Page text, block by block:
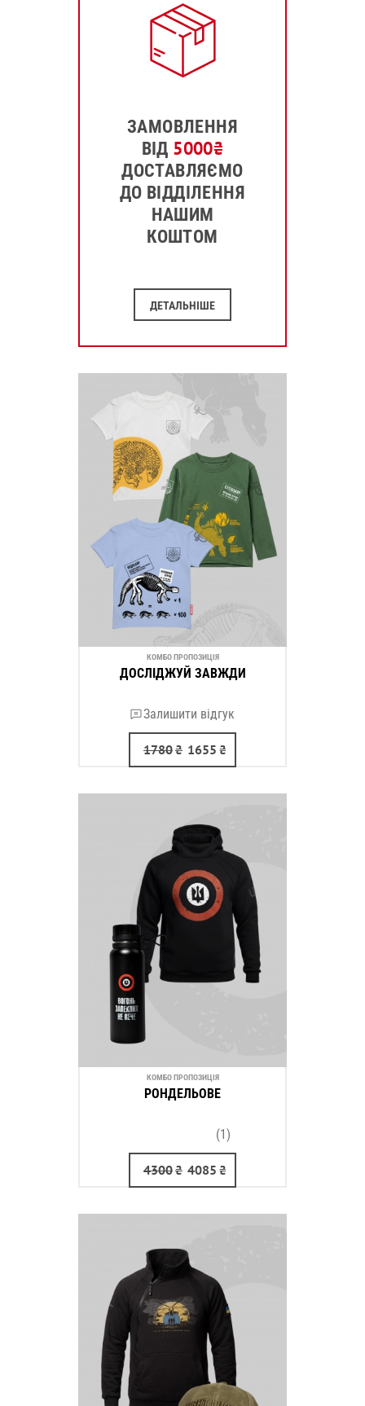
ЗАМОВЛЕННЯ
ВІД 5000₴
ДОСТАВЛЯЄМО
ДО ВІДДІЛЕННЯ
НАШИМ
КОШТОМ
ДЕТАЛЬНІШЕ
КОМБО ПРОПОЗИЦІЯ
ДОСЛІДЖУЙ ЗАВЖДИ
Залишити відгук
1780₴ 1655 ₴
КОМБО ПРОПОЗИЦІЯ
РОНДЕЛЬОВЕ
(1)
4300₴ 4085 ₴